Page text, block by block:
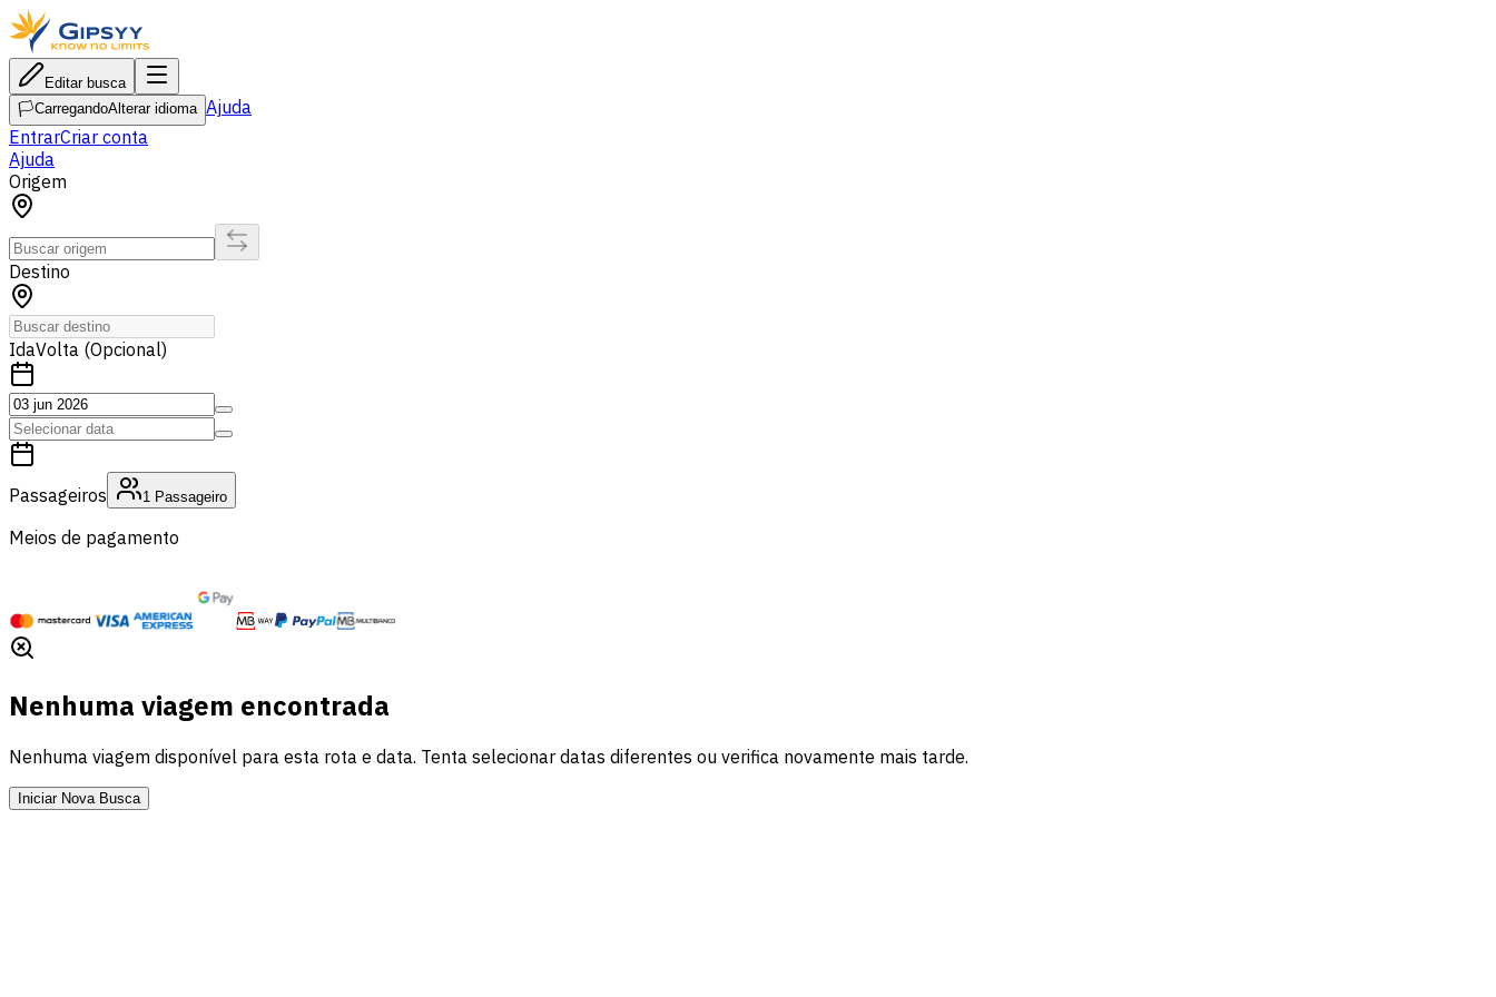
Editar busca
🏳️CarregandoAlterar idioma Ajuda
EntrarCriar conta
Ajuda
Origem
Destino
IdaVolta (Opcional)
Passageiros 1 Passageiro
Meios de pagamento
Nenhuma viagem encontrada
Nenhuma viagem disponível para esta rota e data. Tenta selecionar datas diferentes ou verifica novamente mais tarde.
Iniciar Nova Busca